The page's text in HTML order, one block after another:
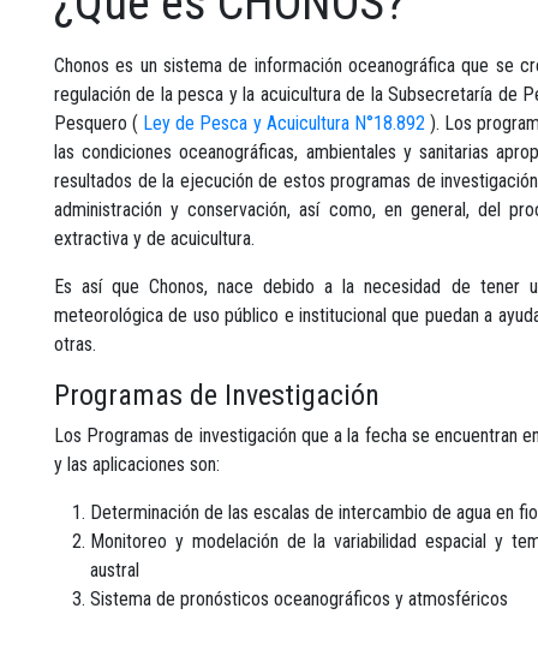
Chonos es un sistema de información oceanográfica que se
regulación de la pesca y la acuicultura de la Subsecretaría de
Pesquero ( Ley de Pesca y Acuicultura N°18.892 ). Los
las condiciones oceanográficas, ambientales y sanitarias
resultados de la ejecución de estos programas de
administración y conservación, así como, en general, del
extractiva y de acuicultura.
Es así que Chonos, nace debido a la necesidad de tener
meteorológica de uso público e institucional que puedan a
otras.
Programas de Investigación
Los Programas de investigación que a la fecha se encuentran
y las aplicaciones son:
Determinación de las escalas de intercambio de agua en
Monitoreo y modelación de la variabilidad espacial y
austral
Sistema de pronósticos oceanográficos y atmosféricos